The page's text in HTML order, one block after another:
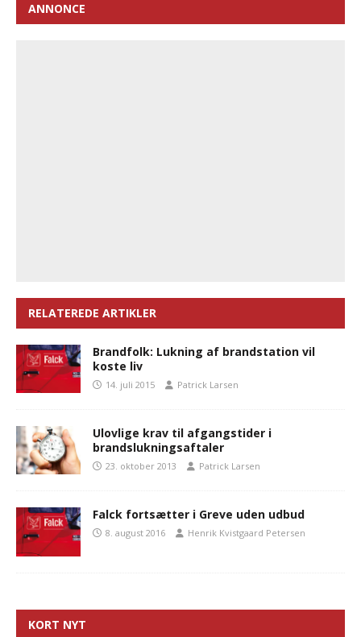
ANNONCE
RELATEREDE ARTIKLER
Brandfolk: Lukning af brandstation vil
koste liv
14. juli 2015 Patrick Larsen
Ulovlige krav til afgangstider i
brandslukningsaftaler
23. oktober 2013 Patrick Larsen
Falck fortsætter i Greve uden udbud
8. august 2016 Henrik Kvistgaard Petersen
KORT NYT